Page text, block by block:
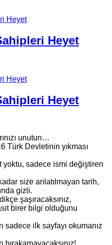
Heyet
Heyet
unutun…
Türk Devletinin yıkması
yoktu, sadece ismi değiştiren
size anlatılmayan tarih,
gizli.
şaşıracaksınız,
birer bilgi olduğunu
ilk sayfayı okumanız
bırakamayacaksınız!